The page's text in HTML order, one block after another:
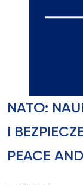
NATO:
I
PEACE